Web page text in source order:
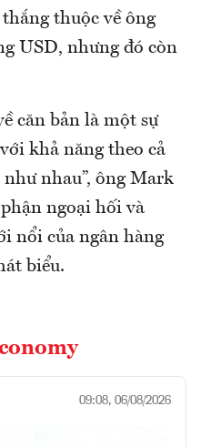
thuộc về ông
USD, nhưng đó còn
căn bản là một sự
khả năng theo cả
nhau”, ông Mark
ngoại hối và
nổi của ngân hàng
biểu.
09:08, 06/08/2026